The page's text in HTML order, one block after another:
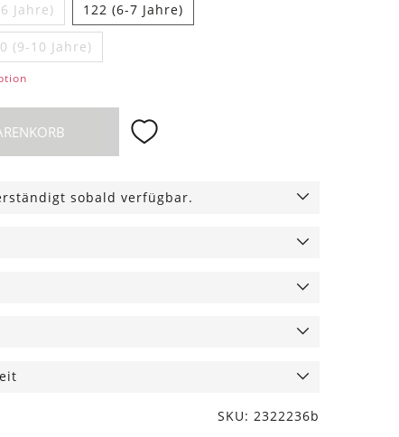
Jahre) 122 (6-7 Jahre)
(9-10 Jahre)
sobald verfügbar.
SKU: 2322236b